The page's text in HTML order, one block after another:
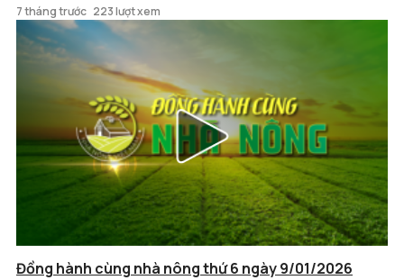
7 tháng trước 223 lượt xem
Đồng hành cùng nhà nông thứ 6 ngày 9/01/2026